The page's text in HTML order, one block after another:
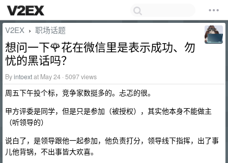
V2EX › 职场话题
想问一下🌹花在微信里是表示成功、勿
忧的黑话吗？
Byintoextat May 24 · 5097 views
周五下午投个标，竞争家数挺多的。忐忑的很。
甲方评委是同学，但是只是参加（被授权），其实他本身不能做主
（听领导的）
说白了，是领导跟他一起参加，他负责打分，领导线下指挥，出了事
儿他背锅，不出事皆大欢喜。